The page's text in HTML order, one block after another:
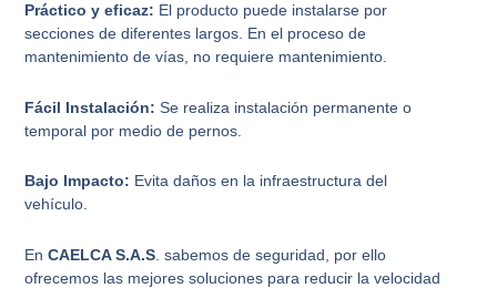
Práctico y eficaz: El producto puede instalarse por
secciones de diferentes largos. En el proceso de
mantenimiento de vías, no requiere mantenimiento.
Fácil Instalación:Se realiza instalación permanente o
temporal por medio de pernos.
Bajo Impacto: Evita daños en la infraestructura del
vehículo.
EnCAELCA S.A.S . sabemos de seguridad, por ello
ofrecemos las mejores soluciones para reducir la velocidad